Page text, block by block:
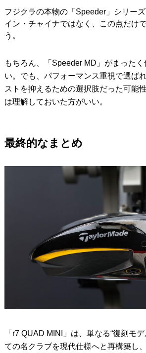
フジクラの本物の「Speeder」シリー
イン・チャイナではなく、この点だけ
う。
もちろん、「Speeder MD」がまった
い。でも、パフォーマンス重視で選ば
ストを抑えるための選択肢だった可能
は理解しておいた方がいい。
最終的なまとめ
「r7 QUAD MINI」は、単なる“復刻モ
ての名クラブを現代仕様へと再構築し